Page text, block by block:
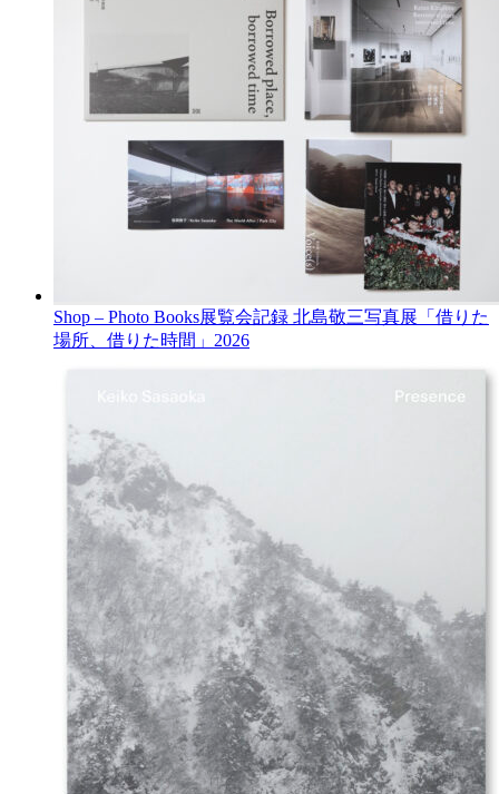
Shop – Photo Books展覧会記録 北島敬三写真展「借りた
場所、借りた時間」 2026